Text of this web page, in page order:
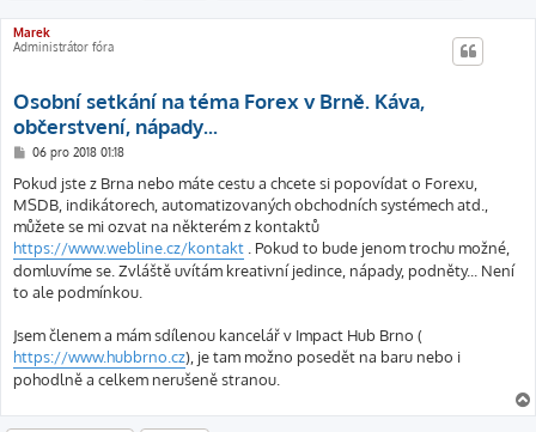
Marek
Administrátor fóra
Osobní setkání na téma Forex v Brně. Káva,
občerstvení, nápady...
P
í
s
p
ě
v
e
k
06 pro 2018 01:18
Pokud jste z Brna nebo máte cestu a chcete si popovídat o Forexu,
MSDB, indikátorech, automatizovaných obchodních systémech atd.,
můžete se mi ozvat na některém z kontaktů
https://www.webline.cz/kontakt . Pokud to bude jenom trochu možné,
domluvíme se. Zvláště uvítám kreativní jedince, nápady, podněty... Není
to ale podmínkou.
Jsem členem a mám sdílenou kancelář v Impact Hub Brno (
https://www.hubbrno.cz), je tam možno posedět na baru nebo i
pohodlně a celkem nerušeně stranou.